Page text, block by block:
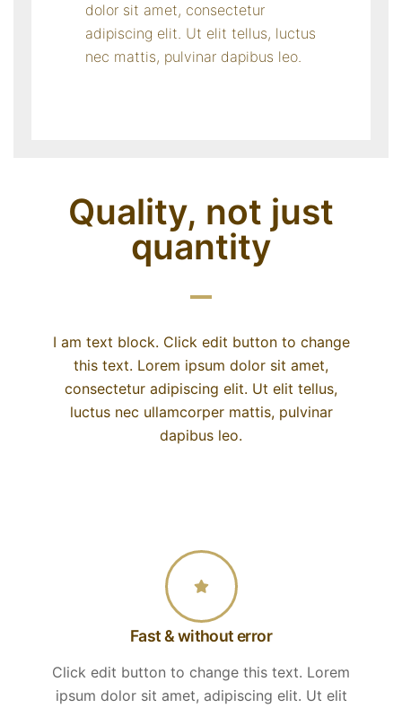
dolor sit amet, consectetur
adipiscing elit. Ut elit tellus, luctus
nec mattis, pulvinar dapibus leo.
Quality, not just
quantity
I am text block. Click edit button to change
this text. Lorem ipsum dolor sit amet,
consectetur adipiscing elit. Ut elit tellus,
luctus nec ullamcorper mattis, pulvinar
dapibus leo.
Fast & without error
Click edit button to change this text. Lorem
ipsum dolor sit amet, adipiscing elit. Ut elit